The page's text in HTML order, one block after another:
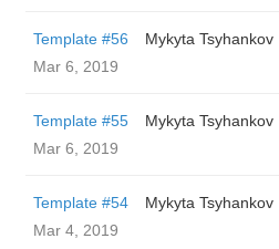
Template #56
Mykyta Tsyhankov
Mar 6, 2019
Template #55
Mykyta Tsyhankov
Mar 6, 2019
Template #54
Mykyta Tsyhankov
Mar 4, 2019